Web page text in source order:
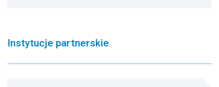
Instytucje partnerskie